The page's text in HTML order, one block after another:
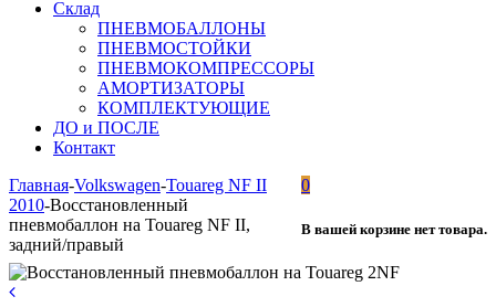
Склад
ПНЕВМОБАЛЛОНЫ
ПНЕВМОСТОЙКИ
ПНЕВМОКОМПРЕССОРЫ
АМОРТИЗАТОРЫ
КОМПЛЕКТУЮЩИЕ
ДО и ПОСЛЕ
Контакт
0
В вашей корзине нет товара.
Главная-Volkswagen-Touareg NF II
2010-Восстановленный
пневмобаллон на Touareg NF II,
задний/правый